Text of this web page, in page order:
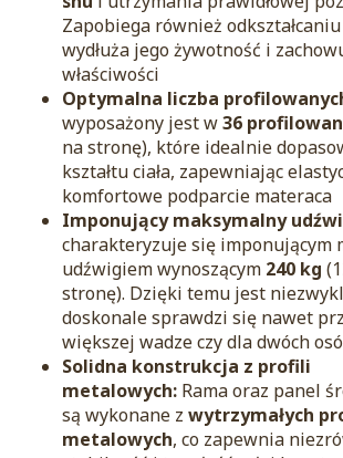
Zapobiega również
wydłuża jego żywotność i
właściwości
Optymalna liczba
wyposażony jest w36
na stronę), które idealnie
kształtu ciała, zapewniając
komfortowe podparcie materaca
Imponujący maksymalny
charakteryzuje się imponującym
udźwigiem wynoszącym 240 kg
stronę). Dzięki temu jest
doskonale sprawdzi się nawet
większej wadze czy dla dwóch
Solidna konstrukcja z profili
metalowych: Rama oraz panel
są wykonane z wytrzymałych
metalowych, co zapewnia